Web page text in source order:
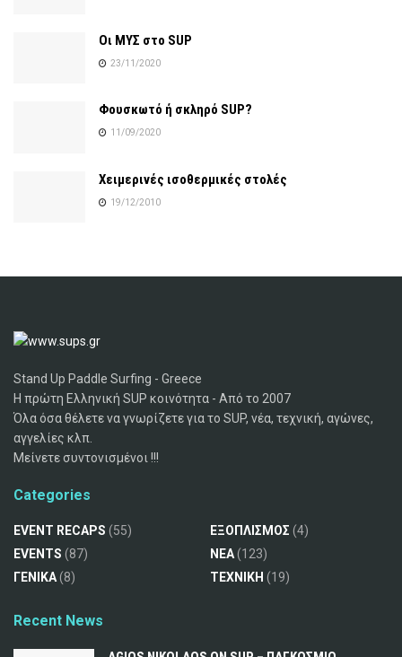
Οι ΜΥΣ στο SUP
23/11/2020
Φουσκωτό ή σκληρό SUP?
11/09/2020
Χειμερινές ισοθερμικές στολές
19/12/2010
Stand Up Paddle Surfing - Greece
Η πρώτη Ελληνική SUP κοινότητα - Από το 2007
Όλα όσα θέλετε να γνωρίζετε για το SUP, νέα, τεχνική, αγώνες,
αγγελίες κλπ.
Μείνετε συντονισμένοι !!!
Categories
EVENT RECAPS (55)
EVENTS (87)
ΓΕΝΙΚΑ(8)
ΕΞΟΠΛΙΣΜΟΣ (4)
ΝΕΑ(123)
ΤΕΧΝΙΚΗ (19)
Recent News